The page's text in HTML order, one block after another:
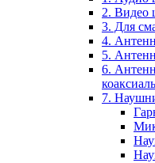
2. Видео
3. Для
4.
5.
6.
7.